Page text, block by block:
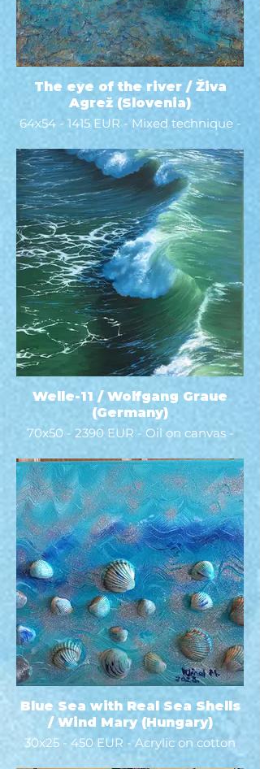
The eye of the river / Živa
Agrež (Slovenia)
64x54 - 1415 EUR - Mixed technique -
Welle-11 / Wolfgang Graue
(Germany)
70x50 - 2390 EUR - Oil on canvas -
Blue Sea with Real Sea Shells
/ Wind Mary (Hungary)
30x25 - 450 EUR - Acrylic on cotton
canvas - 2022 -